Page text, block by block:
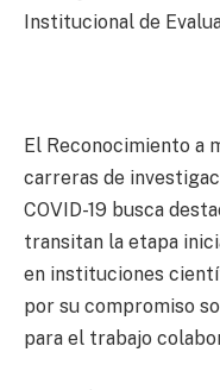
Institucional de
El Reconocimiento a
carreras de
COVID-19 busca
transitan la etapa
en instituciones
por su compromiso
para el trabajo